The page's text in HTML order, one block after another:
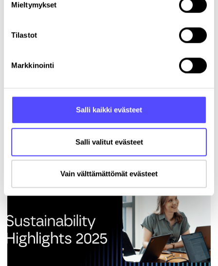
Mieltymykset
Tilastot
Markkinointi
Salli kaikki evästeet
Salli valitut evästeet
Vain välttämättömät evästeet
Yrityskortti ja kulujen automatisointi – miten